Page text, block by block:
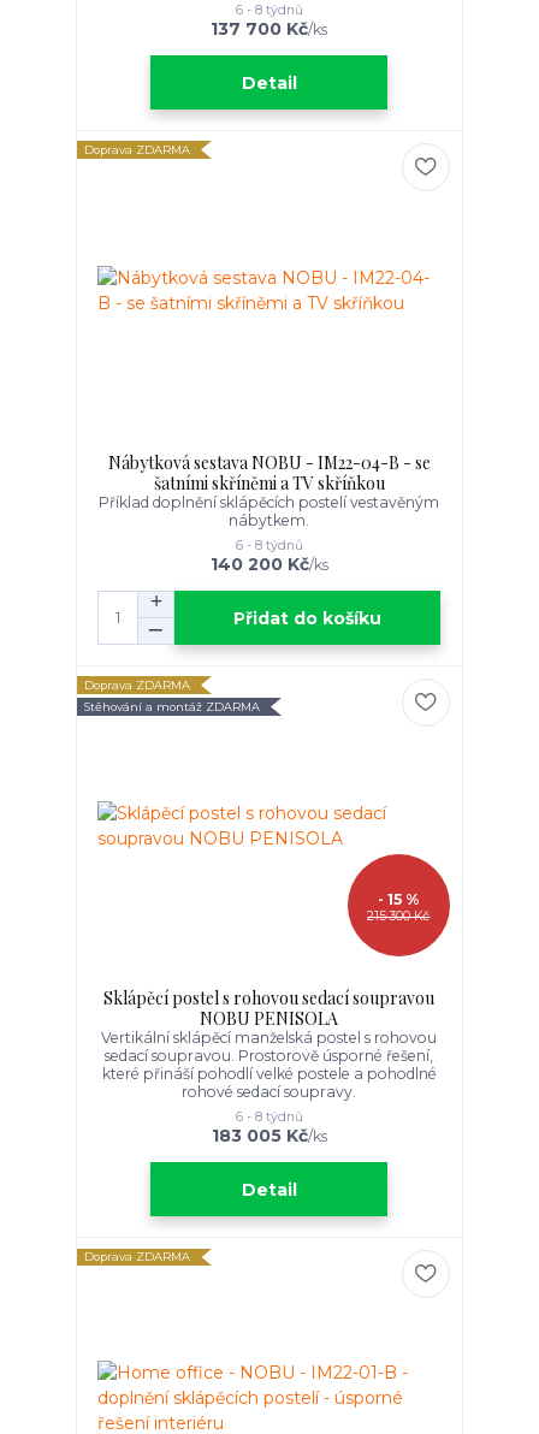
137 700 Kč/ks
6 - 8 týdnů
Detail
Doprava ZDARMA
Nábytková sestava NOBU - IM22-04-B - se
šatními skříněmi a TV skříňkou
Příklad doplnění sklápěcích postelí vestavěným
nábytkem.
140 200 Kč/ks
6 - 8 týdnů
Přidat do košíku
Doprava ZDARMA
Stěhování a montáž ZDARMA
215 300 Kč
- 15 %
Sklápěcí postel s rohovou sedací soupravou
NOBU PENISOLA
Vertikální sklápěcí manželská postel s rohovou
sedací soupravou. Prostorově úsporné řešení,
které přináší pohodlí velké postele a pohodlné
rohové sedací soupravy.
183 005 Kč/ks
6 - 8 týdnů
Detail
Doprava ZDARMA